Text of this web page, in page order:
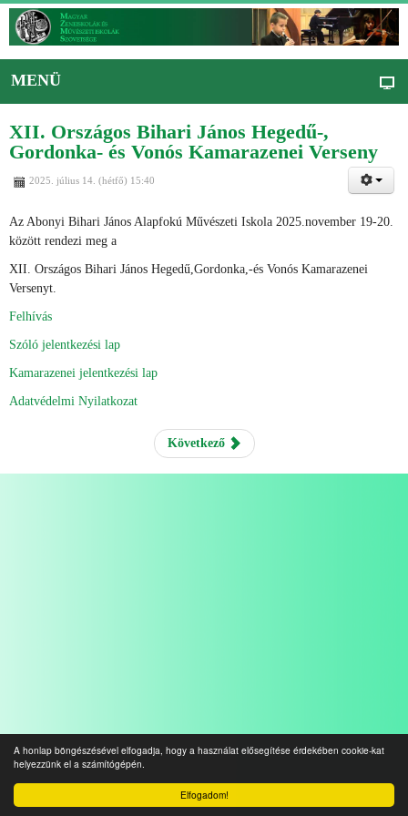
Elfogadom!
A honlap böngészésével elfogadja, hogy a használat elősegítése érdekében cookie-kat
helyezzünk el a számítógépén.
MENÜ
XII. Országos Bihari János Hegedű-,
Gordonka- és Vonós Kamarazenei Verseny
2025. július 14. (hétfő) 15:40
Az Abonyi Bihari János Alapfokú Művészeti Iskola 2025.november 19-20.
között rendezi meg a
XII. Országos Bihari János Hegedű,Gordonka,-és Vonós Kamarazenei
Versenyt.
Felhívás
Szóló jelentkezési lap
Kamarazenei jelentkezési lap
Adatvédelmi Nyilatkozat
Következő